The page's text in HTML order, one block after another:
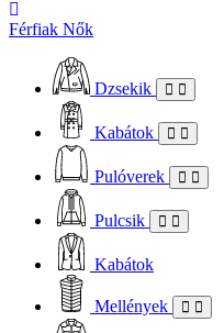
Férfiak Nők
Dzsekik
Kabátok
Pulóverek
Pulcsik
Kabátok
Mellények